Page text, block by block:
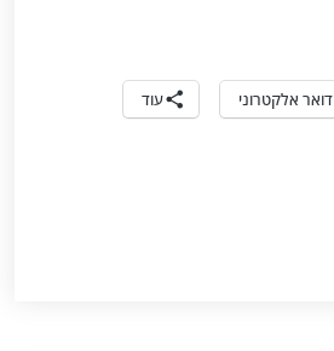
דואר אלקטרוני עוד